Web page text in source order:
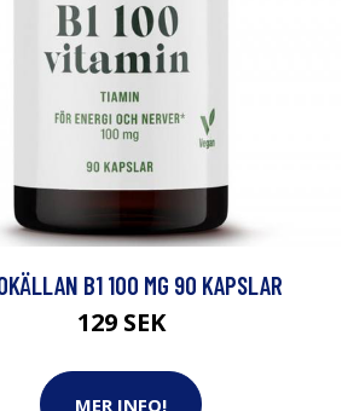
B1 100 MG 90 KAPSLAR
129 SEK
MER INFO!